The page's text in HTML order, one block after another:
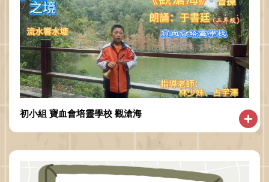
初小組 寶血會培靈學校 觀滄海